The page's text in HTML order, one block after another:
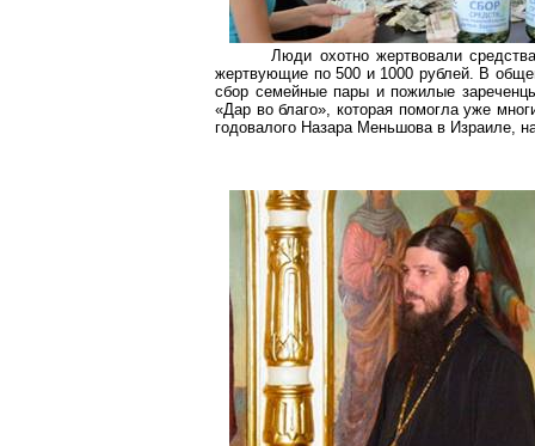
Люди охотно жертвовали
жертвующие по 500 и 1000 рублей. В
сбор семейные пары и пожилые
«Дар во благо», которая помогла уже
годовалого Назара Меньшова в Израиле,